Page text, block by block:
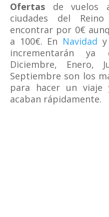
Ofertas de vuelos
ciudades del
encontrar por 0€
a 100€. En Navidad
incrementarán
Diciembre, Enero,
Septiembre son los
para hacer un viaje
acaban rápidamente.